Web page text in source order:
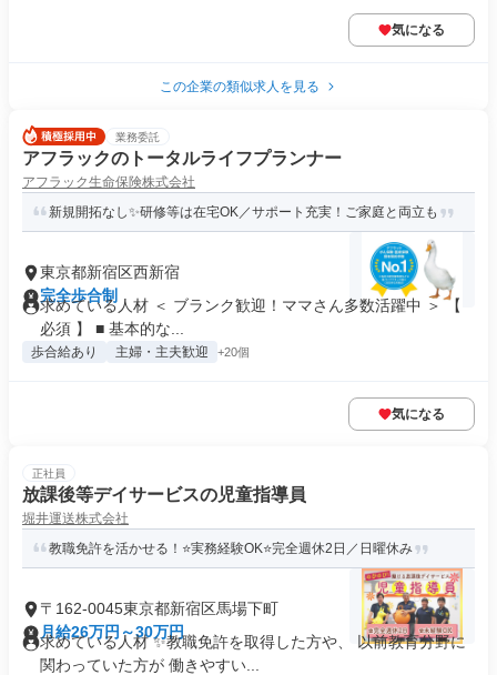
気になる
この企業の類似求人を見る
業務委託
アフラックのトータルライフプランナー
アフラック生命保険株式会社
新規開拓なし✨研修等は在宅OK／サポート充実！ご家庭と両立も
東京都新宿区西新宿
完全歩合制
求めている人材 ＜ ブランク歓迎！ママさん多数活躍中 ＞ 【
必須 】 ■ 基本的な...
歩合給あり 主婦・主夫歓迎 +20個
気になる
正社員
放課後等デイサービスの児童指導員
堀井運送株式会社
教職免許を活かせる！⭐実務経験OK⭐完全週休2日／日曜休み
〒162-0045東京都新宿区馬場下町
月給26万円～30万円
求めている人材 ✨教職免許を取得した方や、 以前教育分野に
関わっていた方が 働きやすい...